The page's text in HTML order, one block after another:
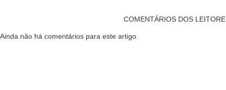
COMENTÁRIOS DOS
Ainda não há comentários para este artigo.